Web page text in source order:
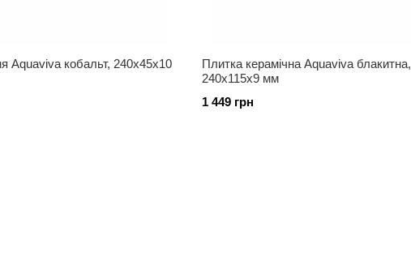
Aquaviva кобальт, 240x45x10
Плитка керамічна Aquaviva блакитна,
240х115х9 мм
1 449 грн